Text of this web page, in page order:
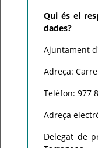
Qui és el
dades?
Ajuntament
Adreça:
Telèfon: 977
Adreça
Delegat de